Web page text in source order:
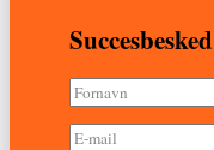
Succesbesked